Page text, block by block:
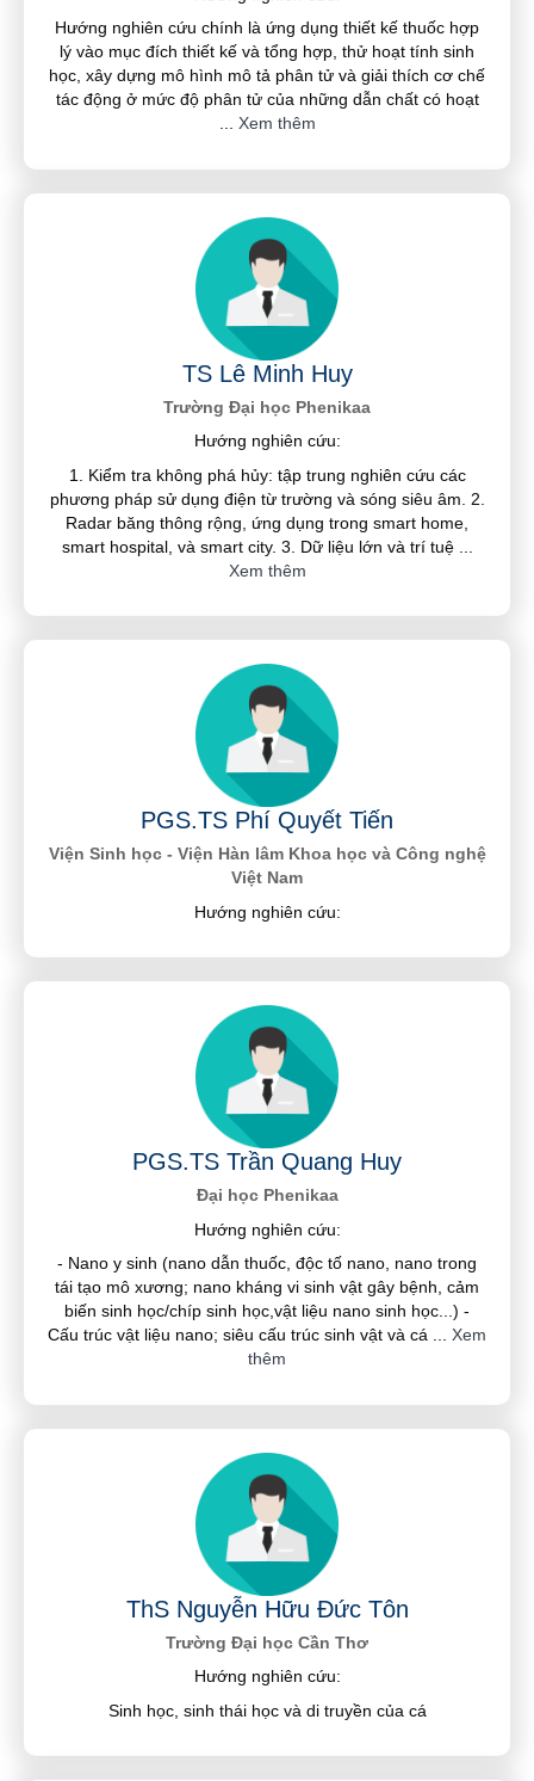
Hướng nghiên cứu chính là ứng dụng thiết kế thuốc hợp
lý vào mục đích thiết kế và tổng hợp, thử hoạt tính sinh
học, xây dựng mô hình mô tả phân tử và giải thích cơ chế
tác động ở mức độ phân tử của những dẫn chất có hoạt
Xem thêm
TS Lê Minh Huy
Trường Đại học Phenikaa
Hướng nghiên cứu:
1. Kiểm tra không phá hủy: tập trung nghiên cứu các
phương pháp sử dụng điện từ trường và sóng siêu âm. 2.
Radar băng thông rộng, ứng dụng trong smart home,
smart hospital, và smart city. 3. Dữ liệu lớn và trí tuệ
Xem thêm
PGS.TS Phí Quyết Tiến
Viện Sinh học - Viện Hàn lâm Khoa học và Công nghệ
Việt Nam
Hướng nghiên cứu:
PGS.TS Trần Quang Huy
Đại học Phenikaa
Hướng nghiên cứu:
- Nano y sinh (nano dẫn thuốc, độc tố nano, nano trong
tái tạo mô xương; nano kháng vi sinh vật gây bệnh, cảm
biến sinh học/chíp sinh học,vật liệu nano sinh học...) -
Cấu trúc vật liệu nano; siêu cấu trúc sinh vật và cá
Xem
thêm
ThS Nguyễn Hữu Đức Tôn
Trường Đại học Cần Thơ
Hướng nghiên cứu:
Sinh học, sinh thái học và di truyền của cá